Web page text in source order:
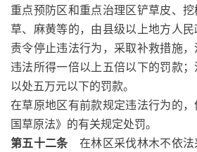
重点预防区和重点治理区铲草皮、
草、麻黄等的，由县级以上地方人
责令停止违法行为，采取补救措施
违法所得一倍以上五倍以下的罚款
以处五万元以下的罚款。
在草原地区有前款规定违法行为的
国草原法》的有关规定处罚。
第五十二条 在林区采伐林木不依